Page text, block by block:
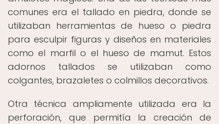
comunes era el tallado en piedra, donde se
utilizaban herramientas de hueso o piedra
para esculpir figuras y diseños en materiales
como el marfil o el hueso de mamut. Estos
adornos tallados se utilizaban como
colgantes, brazaletes o colmillos decorativos.
Otra técnica ampliamente utilizada era la
perforación, que permitía la creación de